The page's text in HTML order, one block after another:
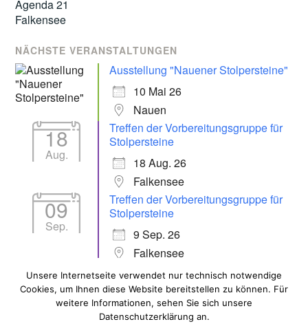
NÄCHSTE VERANSTALTUNGEN
Ausstellung "Nauener Stolpersteine"
10 Mai 26
Nauen
18
Aug.
Treffen der Vorbereitungsgruppe für
Stolpersteine
18 Aug. 26
Falkensee
09
Sep.
Treffen der Vorbereitungsgruppe für
Stolpersteine
9 Sep. 26
Falkensee
ALLE VERANSTALTUNGEN
Unsere Internetseite verwendet nur technisch notwendige
Cookies, um Ihnen diese Website bereitstellen zu können. Für
weitere Informationen, sehen Sie sich unsere
Datenschutzerklärung an.